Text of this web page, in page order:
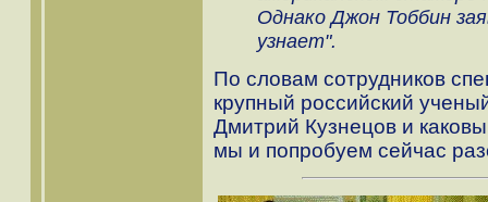
Однако Джон Тоббин
узнает".
По словам сотрудников
крупный российский
Дмитрий Кузнецов и
мы и попробуем сейчас